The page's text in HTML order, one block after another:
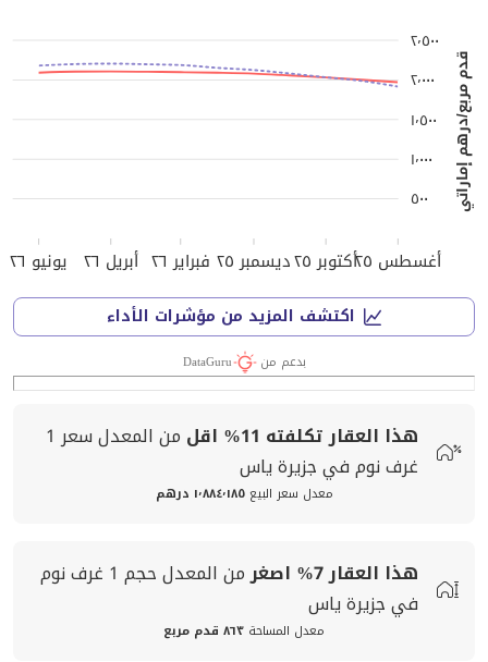
أغسطس ٢٥ أكتوبر ٢٥ ديسمبر ٢٥ فبراير ٢٦ أبريل ٢٦ يونيو ٢٦
قدم مربع/درهم إماراتي ٥٠٠
١٬٠٠٠
١٬٥٠٠
٢٬٠٠٠
٢٬٥٠٠
اكتشف المزيد من مؤشرات الأداء
بدعم من DataGuru
هذا العقار تكلفته 11% اقل من المعدلسعر 1
غرف نوم في جزيرة ياس
معدل سعر البيع ١٬٨٨٤٬١٨٥ درهم
هذا العقار7% اصغرمن المعدلحجم
1 غرف نوم
في جزيرة ياس
معدل المساحة ٨٦٣ قدم مربع